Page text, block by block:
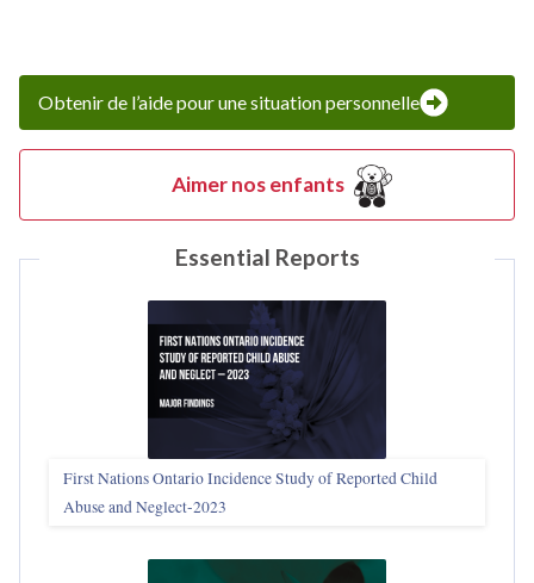
Obtenir de l’aide pour une situation personnelle
Aimer nos enfants
Essential Reports
First Nations Ontario Incidence Study of Reported Child
Abuse and Neglect‑2023